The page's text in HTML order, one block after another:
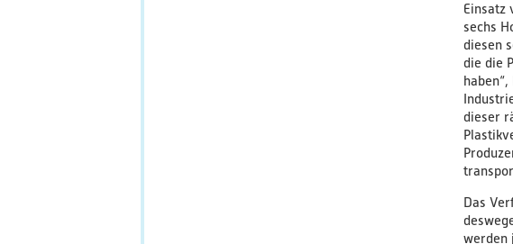
Einsatz
sechs
diesen
die die
dieser
Das
werden